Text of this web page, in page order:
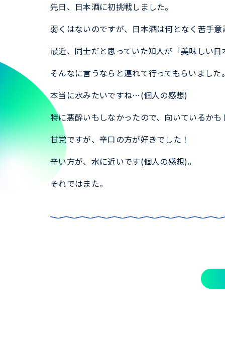
先日、日本酒に初挑戦しました。
弱くはないのですが、日本酒は何となく苦手
最近、同士だと思っていた知人が「美味しい
そんなに言うならと連れて行ってもらいました
本当に水みたいですね…(個人の感想)
特に悪酔いもしなかったので、向いているか
甘党ですが、辛口の方が好きでした！
辛い方が、水に近いです(個人の感想)。
それではまた。